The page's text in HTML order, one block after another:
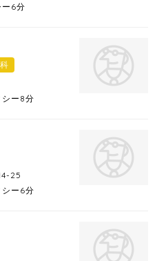
ー6分
ー8分
25
ー6分